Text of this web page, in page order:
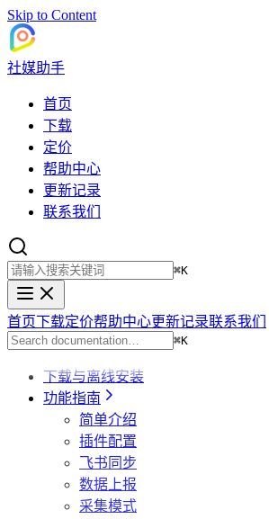
Skip to Content
社媒助手
首页
下载
定价
帮助中心
更新记录
联系我们
⌘K
首页下载定价帮助中心更新记录联系我们
⌘K
下载与离线安装
功能指南
简单介绍
插件配置
飞书同步
数据上报
采集模式